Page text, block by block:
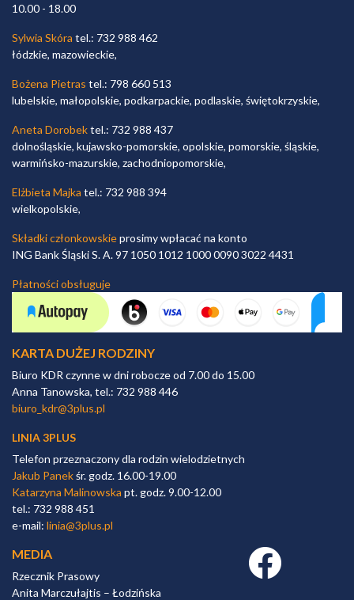
10.00 - 18.00
Sylwia Skóra tel.: 732 988 462
łódzkie, mazowieckie,
Bożena Pietras tel.: 798 660 513
lubelskie, małopolskie, podkarpackie, podlaskie, świętokrzyskie,
Aneta Dorobektel.: 732 988 437
dolnośląskie, kujawsko-pomorskie, opolskie, pomorskie, śląskie,
warmińsko-mazurskie, zachodniopomorskie,
Elżbieta Majka tel.: 732 988 394
wielkopolskie,
Składki członkowskieprosimy wpłacać na konto
ING Bank Śląski S. A. 97 1050 1012 1000 0090 3022 4431
Płatności obsługuje
KARTA DUŻEJ RODZINY
Biuro KDR czynne w dni robocze od 7.00 do 15.00
Anna Tanowska, tel.: 732 988 446
biuro_kdr@3plus.pl
LINIA 3PLUS
Telefon przeznaczony dla rodzin wielodzietnych
Jakub Panekśr. godz. 16.00-19.00
Katarzyna Malinowska pt. godz. 9.00-12.00
tel.: 732 988 451
e-mail: linia@3plus.pl
MEDIA
Rzecznik Prasowy
Anita Marczułajtis – Łodzińska
Facebook link